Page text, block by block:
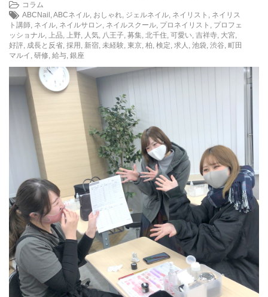
v
i
n
v
i
n
コラム
ABCNail ,ABCネイル, おしゃれ, ジェルネイル, ネイリスト , ネイリス
ト講師, ネイル, ネイルサロン, ネイルスクール, プロネイリスト , プロフェ
ッショナル, 上品, 上野, 人気, 八王子, 募集, 北千住, 可愛い, 吉祥寺, 大宮,
好評, 成長と反省, 採用 , 新宿, 未経験, 東京, 柏, 検定, 求人 , 池袋, 渋谷, 町田
マルイ , 研修, 給与, 銀座